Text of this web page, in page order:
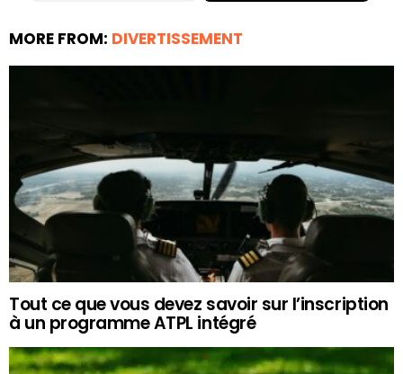
MORE FROM: DIVERTISSEMENT
Tout ce que vous devez savoir sur l’inscription
à un programme ATPL intégré